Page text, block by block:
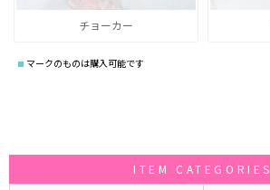
チョーカー
マークのものは購入可能です
ITEM CATEGORIES